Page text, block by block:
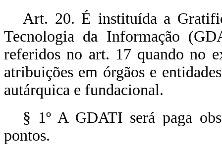
Art. 20. É instituída a
Tecnologia da Informação
referidos no art. 17 quando no
atribuições em órgãos e
autárquica e fundacional.
§ 1º A GDATI será paga
pontos.